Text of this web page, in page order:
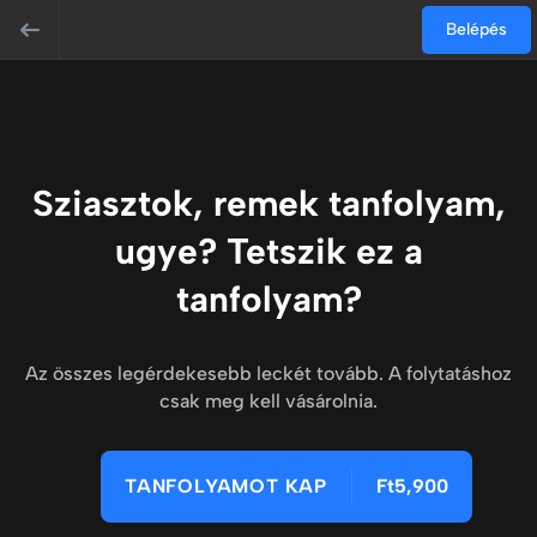
Belépés
Sziasztok, remek tanfolyam,
ugye? Tetszik ez a
tanfolyam?
Az összes legérdekesebb leckét tovább. A folytatáshoz
csak meg kell vásárolnia.
TANFOLYAMOT KAP Ft5,900